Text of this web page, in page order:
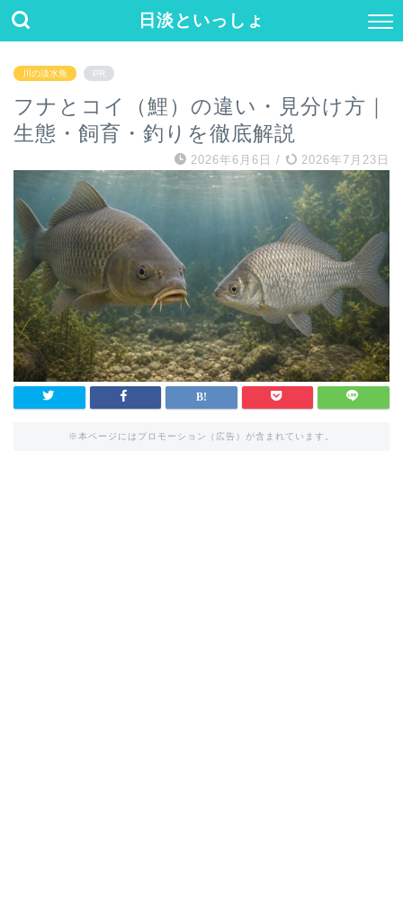
日淡といっしょ
川の淡水魚 PR
フナとコイ（鯉）の違い・見分け方｜
生態・飼育・釣りを徹底解説
2026年6月6日 / 2026年7月23日
※本ページにはプロモーション（広告）が含まれています。